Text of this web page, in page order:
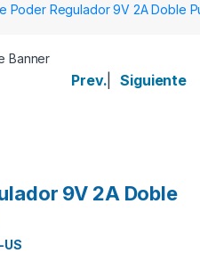
Poder Regulador 9V 2A Doble
Prev. Siguiente
9V 2A Doble